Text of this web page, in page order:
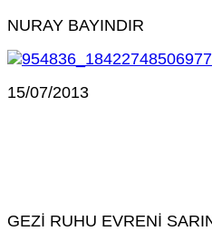
NURAY BAYINDIR
15/07/2013
GEZİ RUHU EVRENİ